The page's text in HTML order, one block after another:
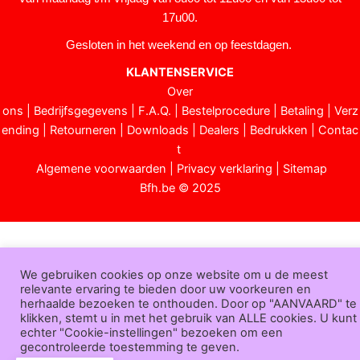
17u00.
Gesloten in het weekend en op feestdagen.
KLANTENSERVICE
Over
ons
Bedrijfsgegevens F.A.Q. Bestelprocedure| Betaling
Verz
ending
Retourneren Downloads Dealers Bedrukken
Contac
t
Algemene voorwaarden
Privacy verklaring
Sitemap
Bfh.be © 2025
We gebruiken cookies op onze website om u de meest
relevante ervaring te bieden door uw voorkeuren en
herhaalde bezoeken te onthouden. Door op "AANVAARD" te
klikken, stemt u in met het gebruik van ALLE cookies. U kunt
echter "Cookie-instellingen" bezoeken om een
gecontroleerde toestemming te geven.